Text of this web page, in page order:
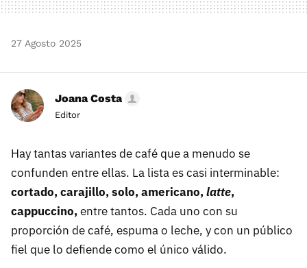
27 Agosto 2025
Joana Costa
Editor
Hay tantas variantes de café que a menudo se
confunden entre ellas. La lista es casi interminable:
cortado, carajillo, solo, americano,latte,
cappuccino,entre tantos. Cada uno con su
proporción de café, espuma o leche, y con un público
fiel que lo defiende como el único válido.